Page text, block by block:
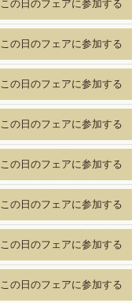
この日のフェアに参加する
この日のフェアに参加する
この日のフェアに参加する
この日のフェアに参加する
この日のフェアに参加する
この日のフェアに参加する
この日のフェアに参加する
この日のフェアに参加する